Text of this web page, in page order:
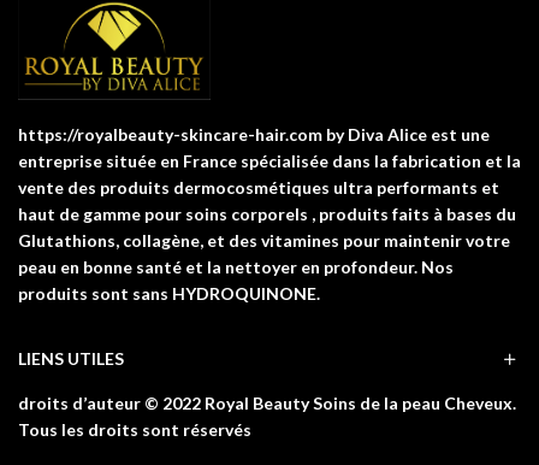
https://royalbeauty-skincare-hair.com by Diva Alice est une
entreprise située en France spécialisée dans la fabrication et la
vente des produits dermocosmétiques ultra performants et
haut de gamme pour soins corporels , produits faits à bases du
Glutathions, collagène, et des vitamines pour maintenir votre
peau en bonne santé et la nettoyer en profondeur. Nos
produits sont sans HYDROQUINONE.
LIENS UTILES
droits d’auteur © 2022 Royal Beauty Soins de la peau Cheveux.
Tous les droits sont réservés